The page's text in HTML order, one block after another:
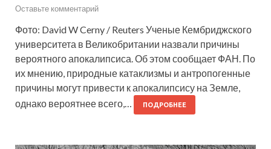
Оставьте комментарий
Фото: David W Cerny / Reuters Ученые Кембриджского
университета в Великобритании назвали причины
вероятного апокалипсиса. Об этом сообщает ФАН. По
их мнению, природные катаклизмы и антропогенные
причины могут привести к апокалипсису на Земле,
однако вероятнее всего,…
ПОДРОБНЕЕ